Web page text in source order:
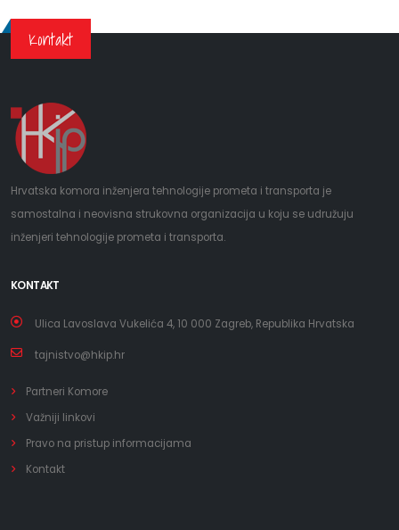
Kontakt
Hrvatska komora inženjera tehnologije prometa i transporta je
samostalna i neovisna strukovna organizacija u koju se udružuju
inženjeri tehnologije prometa i transporta.
KONTAKT
Ulica Lavoslava Vukelića 4, 10 000 Zagreb, Republika Hrvatska
tajnistvo@hkip.hr
Partneri Komore
Važniji linkovi
Pravo na pristup informacijama
Kontakt